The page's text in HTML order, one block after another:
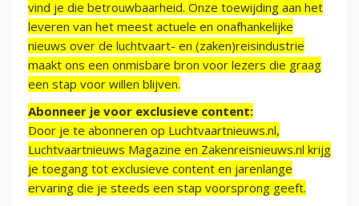
vind je die betrouwbaarheid. Onze toewijding aan het
leveren van het meest actuele en onafhankelijke
nieuws over de luchtvaart- en (zaken)reisindustrie
maakt ons een onmisbare bron voor lezers die graag
een stap voor willen blijven.
Abonneer je voor exclusieve content:
Door je te abonneren op Luchtvaartnieuws.nl,
Luchtvaartnieuws Magazine en Zakenreisnieuws.nl krijg
je toegang tot exclusieve content en jarenlange
ervaring die je steeds een stap voorsprong geeft.